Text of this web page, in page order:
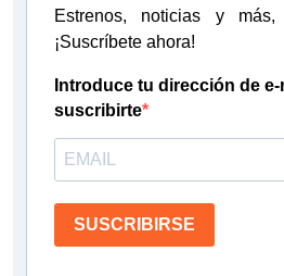
Estrenos, noticias y más,
¡Suscríbete ahora!
Introduce tu dirección de
suscribirte
SUSCRIBIRSE